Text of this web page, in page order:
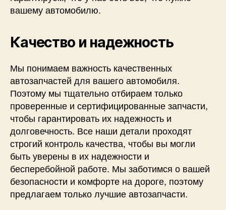
вашему автомобилю.
Качество и надежность
Мы понимаем важность качественных
автозапчастей для вашего автомобиля.
Поэтому мы тщательно отбираем только
проверенные и сертифицированные запчасти,
чтобы гарантировать их надежность и
долговечность. Все наши детали проходят
строгий контроль качества, чтобы вы могли
быть уверены в их надежности и
бесперебойной работе. Мы заботимся о вашей
безопасности и комфорте на дороге, поэтому
предлагаем только лучшие автозапчасти.